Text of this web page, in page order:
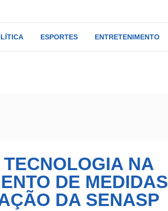
ESPORTES ENTRETENIMENTO
NA
DE MEDIDAS
DA SENASP